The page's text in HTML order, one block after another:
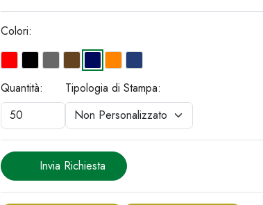
Colori:
Quantità: Tipologia di Stampa:
Invia Richiesta